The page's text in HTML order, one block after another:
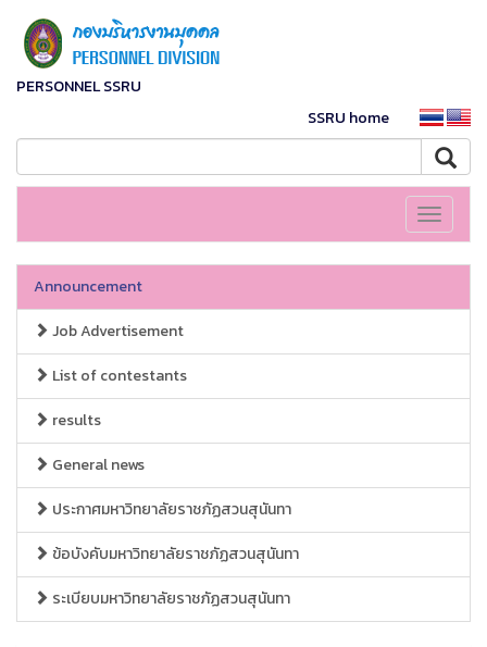
PERSONNEL SSRU
SSRU home
Toggle
Announcement
Job Advertisement
List of contestants
results
General news
ประกาศมหาวิทยาลัยราชภัฏสวนสุนันทา
ข้อบังคับมหาวิทยาลัยราชภัฏสวนสุนันทา
ระเบียบมหาวิทยาลัยราชภัฏสวนสุนันทา